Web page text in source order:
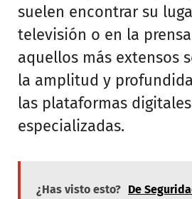
suelen encontrar su
televisión o en la
aquellos más extensos
la amplitud y
las plataformas
especializadas.
¿Has visto esto? De